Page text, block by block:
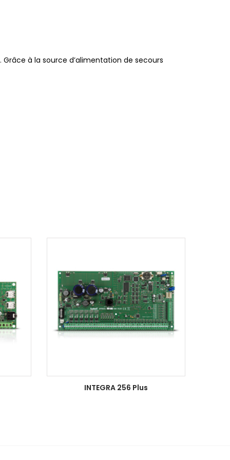
à la source d’alimentation de secours
INTEGRA 256 Plus